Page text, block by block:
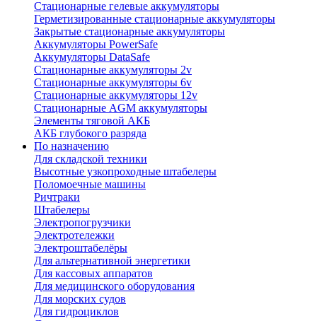
Стационарные гелевые аккумуляторы
Герметизированные стационарные аккумуляторы
Закрытые стационарные аккумуляторы
Аккумуляторы PowerSafe
Аккумуляторы DataSafe
Стационарные аккумуляторы 2v
Стационарные аккумуляторы 6v
Стационарные аккумуляторы 12v
Стационарные AGM аккумуляторы
Элементы тяговой АКБ
АКБ глубокого разряда
По назначению
Для складской техники
Высотные узкопроходные штабелеры
Поломоечные машины
Ричтраки
Штабелеры
Электропогрузчики
Электротележки
Электроштабелёры
Для альтернативной энергетики
Для кассовых аппаратов
Для медицинского оборудования
Для морских судов
Для гидроциклов